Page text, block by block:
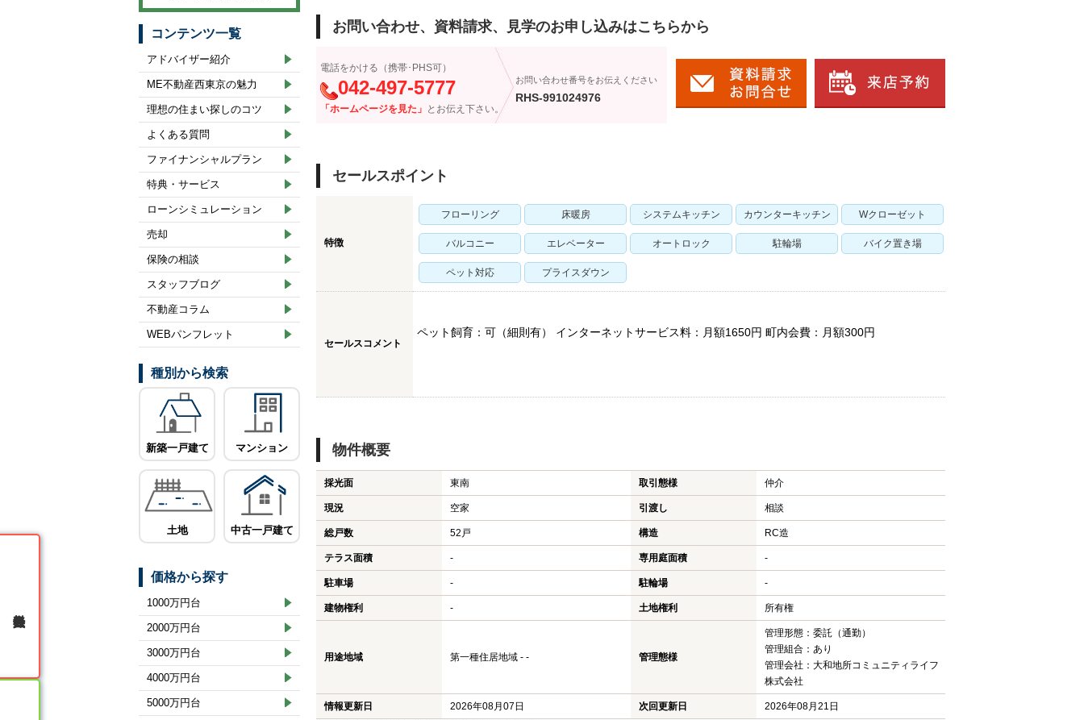
お問い合わせ、資料請求、見学のお申し込みはこちらから
電話をかける（携帯･PHS可）
042-497-5777
「ホームページを見た」 とお伝え下さい。
お問い合わせ番号をお伝えください
RHS-991024976
セールスポイント
特徴
フローリング 床暖房 システムキッチン カウンターキッチン Wクローゼット
バルコニー エレベーター オートロック 駐輪場 バイク置き場
ペット対応 プライスダウン
セールスコメント
ペット飼育：可（細則有） インターネットサービス料：月額1650円 町内会費：月額300円
物件概要
採光面 東南 取引態様 仲介
現況 空家 引渡し 相談
総戸数 52戸 構造 RC造
テラス面積 - 専用庭面積 -
駐車場 - 駐輪場 -
建物権利 - 土地権利 所有権
用途地域 第一種住居地域 - - 管理態様
管理形態：委託（通勤）
管理組合：あり
管理会社：大和地所コミュニティライフ
株式会社
情報更新日 2026年08月07日 次回更新日
2026年08月21日
コンテンツ一覧
アドバイザー紹介
ME不動産西東京の魅力
理想の住まい探しのコツ
よくある質問
ファイナンシャルプラン
特典・サービス
ローンシミュレーション
売却
保険の相談
スタッフブログ
不動産コラム
WEBパンフレット
種別から検索
新築一戸建て マンション
土地 中古一戸建て
価格から探す
1000万円台
2000万円台
3000万円台
4000万円台
5000万円台